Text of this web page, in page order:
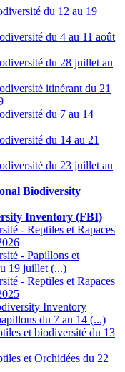
du 12 au 19
du 4 au 11 août
du 28 juillet au
itinérant du 21
du 7 au 14
du 14 au 21
du 23 juillet au
Biodiversity
Inventory (FBI)
- Reptiles et Rapaces
- Papillons et
19 juillet (...)
- Reptiles et Rapaces
Inventory
du 7 au 14 (...)
et biodiversité du 13
et Orchidées du 22